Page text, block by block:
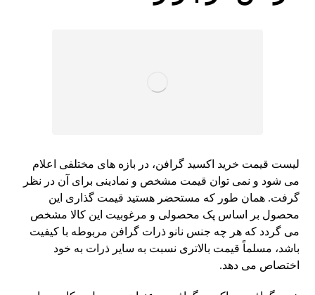
لیست قیمت خرید اکسید گرافن، در بازه های مختلفی اعلام
می شود و نمی ‌توان قیمت مشخص و نمادینی برای آن در نظر
گرفت. همان طور که مستحضر هستید قیمت گذاری این
محصول بر اساس پک محصولی و مرغوبیت این کالا مشخص
می گردد که هر چه جنس نانو ذرات گرافن مربوطه با کیفیت
باشد، مسلماً قیمت بالاتری نسبت به سایر ذرات به خود
اختصاص می ‌دهد.